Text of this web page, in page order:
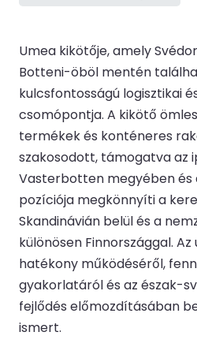
Umea kikötője, amely
Botteni-öböl mentén
kulcsfontosságú logisztikai
csomópontja. A kikötő
termékek és konténeres
szakosodott, támogatva az
Vasterbotten megyében és
pozíciója megkönnyíti a
Skandinávián belül és a
különösen Finnországgal.
hatékony működéséről,
gyakorlatáról és az észak-
fejlődés előmozdításában
ismert.